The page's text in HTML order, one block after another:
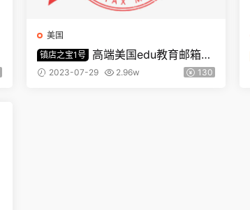
美国
镇店之宝1号
高端美国edu教育邮箱
【镇店之宝1号】
2023-07-29 2.96w 130